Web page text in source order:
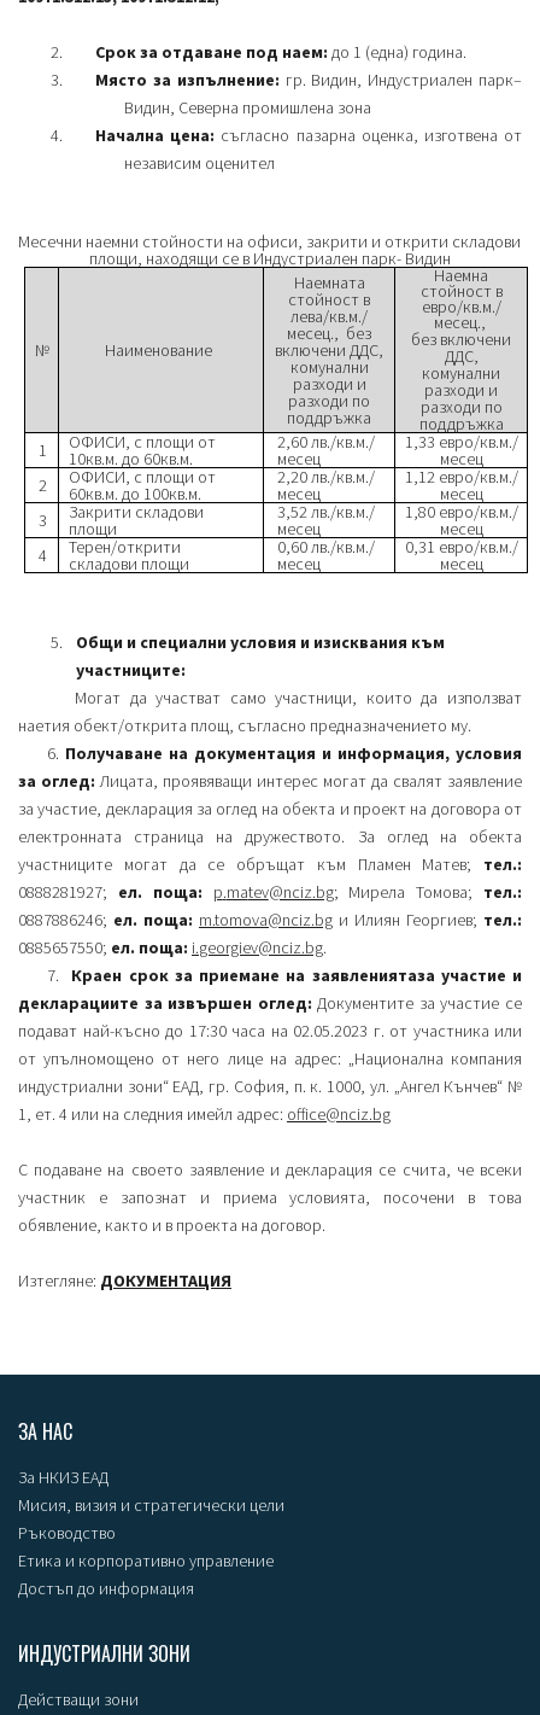
Срок за отдаване под наем: до 1 (една) година.
Място за изпълнение: гр. Видин, Индустриален парк–
Видин, Северна промишлена зона
Начална цена: съгласно пазарна оценка, изготвена от
независим оценител
Месечни наемни стойности на офиси, закрити и открити складови
площи, находящи се в Индустриален парк- Видин
№ Наименование
Наемната
стойност в
лева/кв.м./
месец., без
включени ДДС,
комунални
разходи и
разходи по
поддръжка
Наемна
стойност в
евро/кв.м./
месец.,
без включени
ДДС,
комунални
разходи и
разходи по
поддръжка
1
ОФИСИ, с площи от
10кв.м. до 60кв.м.
2,60 лв./кв.м./
месец
1,33 евро/кв.м./
месец
2
ОФИСИ, с площи от
60кв.м. до 100кв.м.
2,20 лв./кв.м./
месец
1,12 евро/кв.м./
месец
3
Закрити складови
площи
3,52 лв./кв.м./
месец
1,80 евро/кв.м./
месец
4
Терен/открити
складови площи
0,60 лв./кв.м./
месец
0,31 евро/кв.м./
месец
Общи и специални условия и изисквания към
участниците:
Могат да участват само участници, които да използват
наетия обект/открита площ, съгласно предназначението му.
6. Получаване на документация и информация, условия
за оглед: Лицата, проявяващи интерес могат да свалят заявление
за участие, декларация за оглед на обекта и проект на договора от
електронната страница на дружеството. За оглед на обекта
участниците могат да се обръщат към Пламен Матев; тел.:
0888281927; ел. поща: p.matev@nciz.bg; Мирела Томова; тел.:
0887886246; ел. поща: m.tomova@nciz.bg и Илиян Георгиев; тел.:
0885657550; ел. поща: i.georgiev@nciz.bg.
7. Краен срок за приемане на заявлениятаза участие и
декларациите за извършен оглед: Документите за участие се
подават най-късно до 17:30 часа на 02.05.2023 г. от участника или
от упълномощено от него лице на адрес: „Национална компания
индустриални зони“ ЕАД, гр. София, п. к. 1000, ул. „Ангел Кънчев“ №
1, ет. 4 или на следния имейл адрес: office@nciz.bg
С подаване на своето заявление и декларация се счита, че всеки
участник е запознат и приема условията, посочени в това
обявление, както и в проекта на договор.
Изтегляне: ДОКУМЕНТАЦИЯ
ЗА НАС
За НКИЗ ЕАД
Мисия, визия и стратегически цели
Ръководство
Етика и корпоративно управление
Достъп до информация
ИНДУСТРИАЛНИ ЗОНИ
Действащи зони